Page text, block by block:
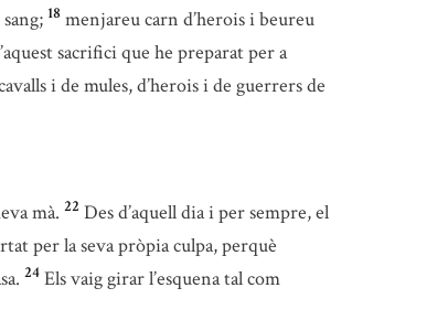
18 menjareu carn d’herois i beureu
sacrifici que he preparat per a
i de mules, d’herois i de guerrers de
mà. 22 Des d’aquell dia i per sempre, el
per la seva pròpia culpa, perquè
24 Els vaig girar l’esquena tal com